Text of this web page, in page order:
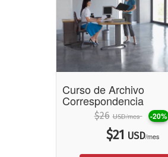
Curso de Archivo
Correspondencia
$26 USD/mes -20%
$21 USD/mes